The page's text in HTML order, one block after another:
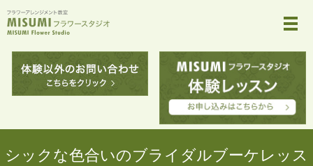
メ
シックな色合いのブライダルブーケレッス